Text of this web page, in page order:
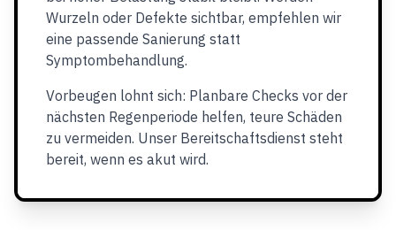
Wurzeln oder Defekte sichtbar, empfehlen wir
eine passende Sanierung statt
Symptombehandlung.
Vorbeugen lohnt sich: Planbare Checks vor der
nächsten Regenperiode helfen, teure Schäden
zu vermeiden. Unser Bereitschaftsdienst steht
bereit, wenn es akut wird.